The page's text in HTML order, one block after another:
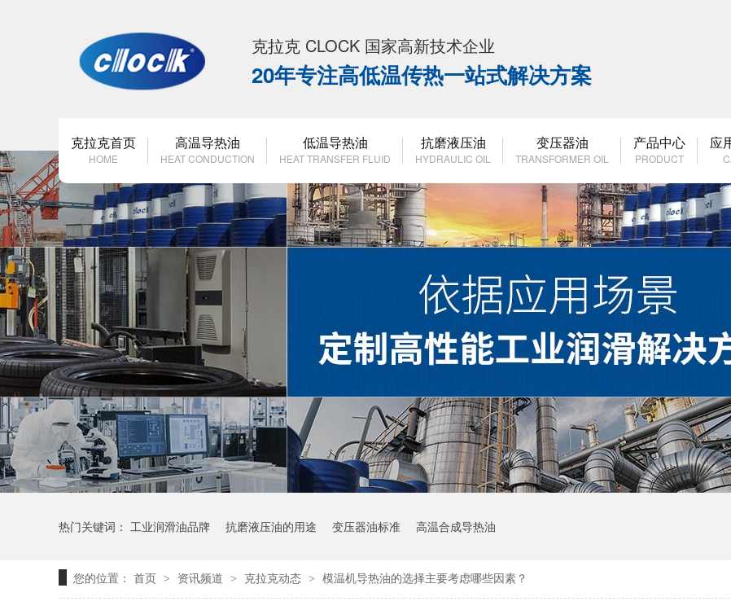
克拉克 CLOCK 国家高新技术企业
20年专注高低温传热一站式解决方案
克拉克首页
HOME
高温导热油
HEAT CONDUCTION
低温导热油
HEAT TRANSFER FLUID
抗磨液压油
HYDRAULIC OIL
变压器油
TRANSFORMER OIL
产品中心
PRODUCT
应
热门关键词： 工业润滑油品牌 抗磨液压油的用途 变压器油标准 高温合成导热油
您的位置： 首页 > 资讯频道 > 克拉克动态 > 模温机导热油的选择主要考虑哪些因素？